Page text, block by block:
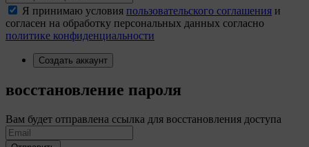
Я принимаю условия пользовательского соглашения и
согласен на обработку персональных данных согласно
политике конфиденциальности
Создать аккаунт
восстановление пароля
Вам будет отправлена ссылка для восстановления доступа